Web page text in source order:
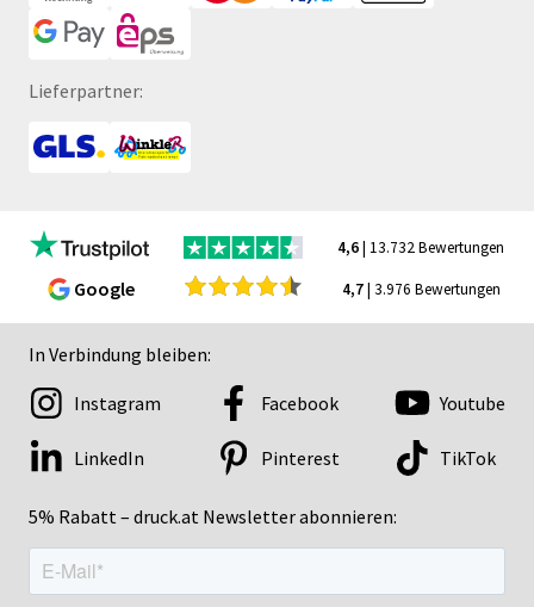
Lieferpartner:
4,6| 13.732 Bewertungen
Google 4,7| 3.976 Bewertungen
In Verbindung bleiben:
5% Rabatt – druck.at Newsletter abonnieren:
Instagram Facebook Youtube
LinkedIn Pinterest TikTok